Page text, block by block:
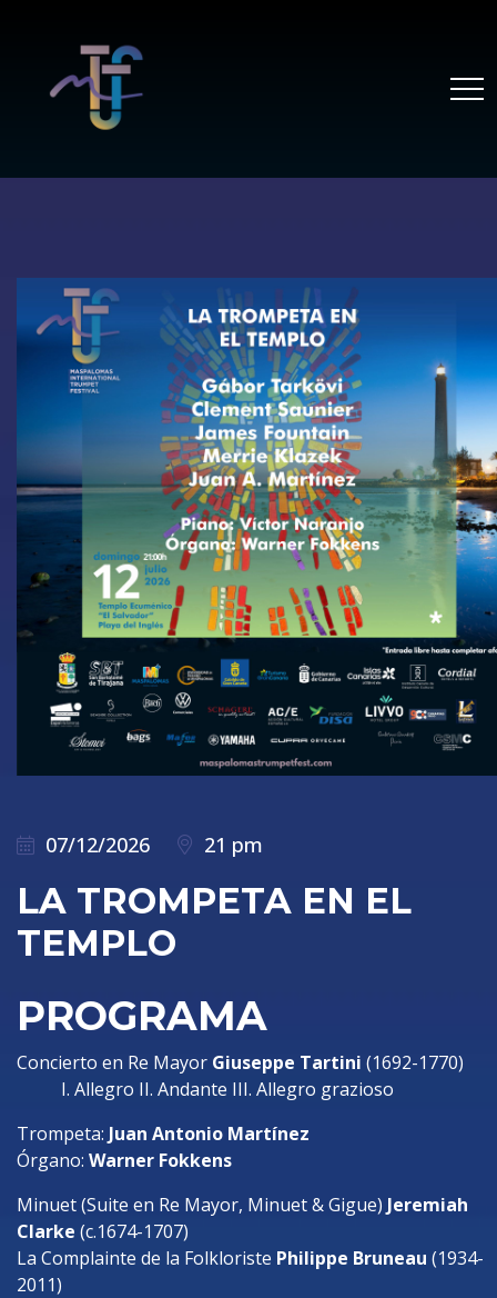
07/12/2026 21 pm
LA TROMPETA EN EL
TEMPLO
PROGRAMA
Concierto en Re Mayor Giuseppe Tartini (1692-1770)
I. Allegro II. Andante III. Allegro grazioso
Trompeta: Juan Antonio Martínez
Órgano: Warner Fokkens
Minuet (Suite en Re Mayor, Minuet & Gigue) Jeremiah
Clarke (c.1674-1707)
La Complainte de la Folkloriste Philippe Bruneau (1934-
2011)